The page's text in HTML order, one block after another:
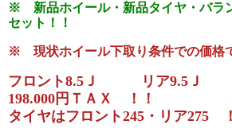
※ 新品ホイール・新品タイヤ・バラ
セット！！
※ 現状ホイール下取り条件での価格
フロント8.5Ｊ リア9.5Ｊ で
198.000円ＴＡＸ ！！
タイヤはフロント245・リア275